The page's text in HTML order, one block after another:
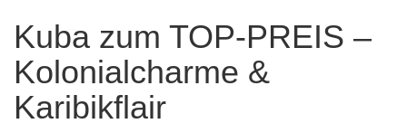
Kuba zum TOP-PREIS –
Kolonialcharme &
Karibikflair